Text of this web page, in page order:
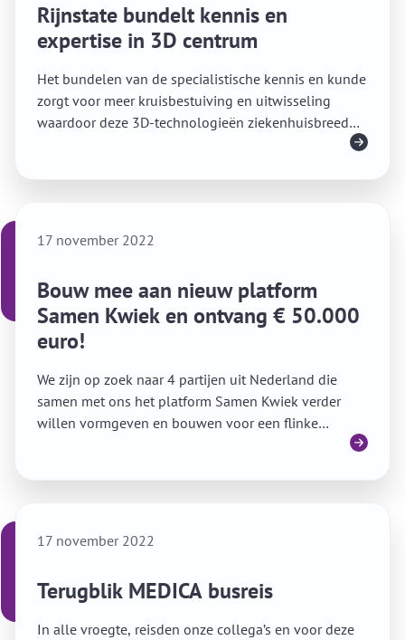
Rijnstate bundelt kennis en
expertise in 3D centrum
Het bundelen van de specialistische kennis en kunde
zorgt voor meer kruisbestuiving en uitwisseling
waardoor deze 3D-technologieën ziekenhuisbreed
17 november 2022
Bouw mee aan nieuw platform
Samen Kwiek en ontvang € 50.000
euro!
We zijn op zoek naar 4 partijen uit Nederland die
samen met ons het platform Samen Kwiek verder
willen vormgeven en bouwen voor een flinke
17 november 2022
Terugblik MEDICA busreis
In alle vroegte, reisden onze collega’s en voor deze